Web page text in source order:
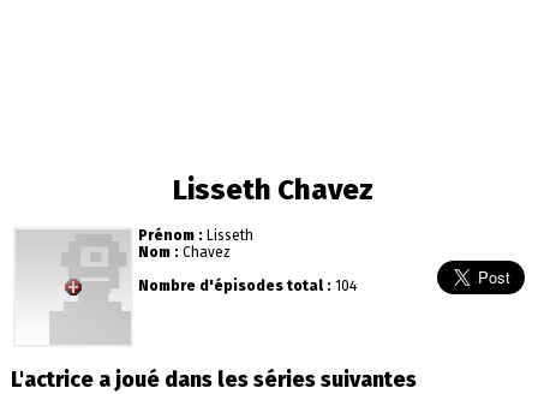
Lisseth Chavez
Prénom : Lisseth
Nom : Chavez
Nombre d'épisodes total : 104
L'actrice a joué dans les séries suivantes